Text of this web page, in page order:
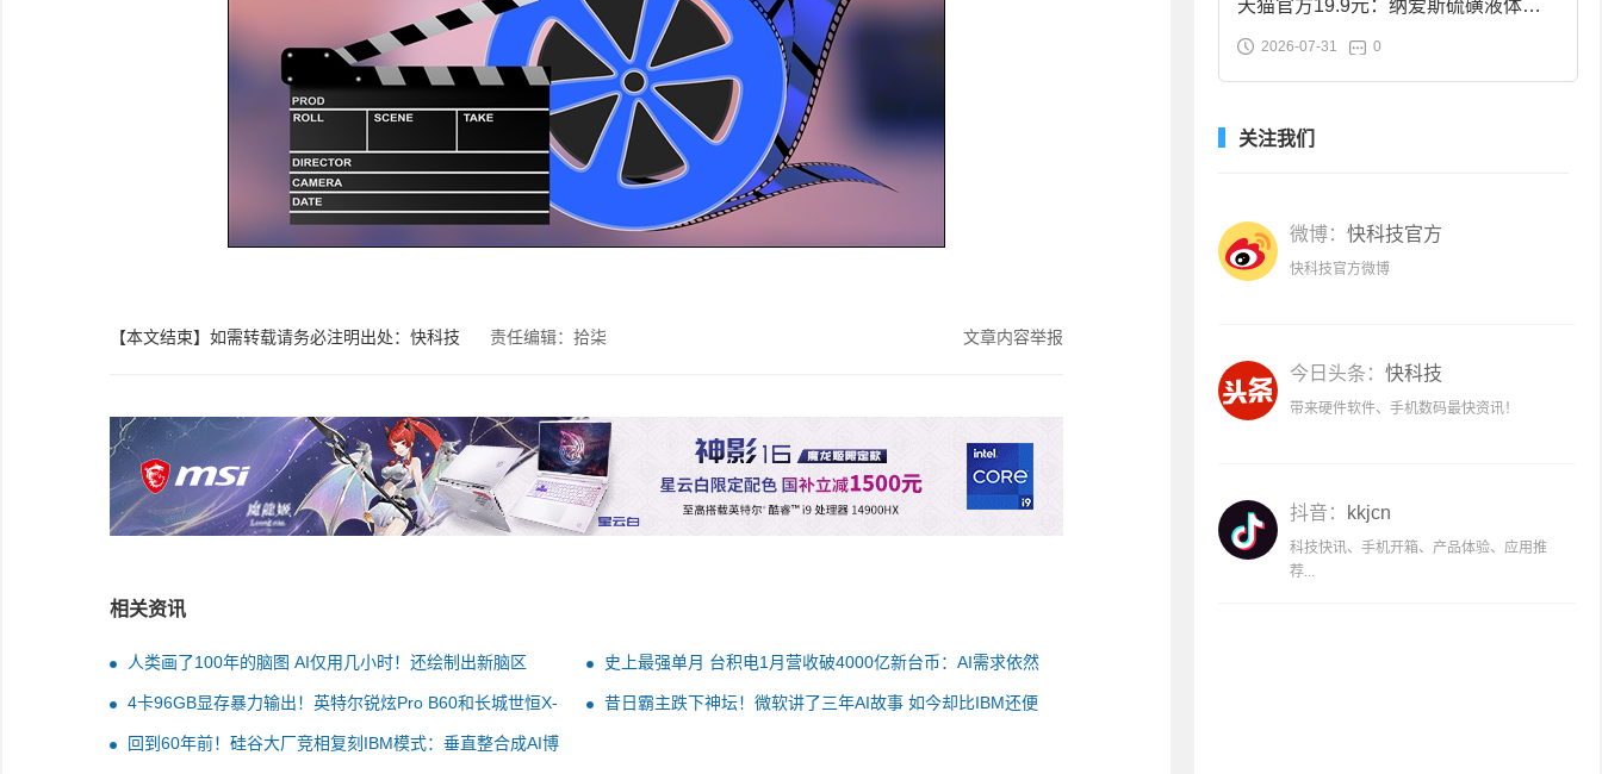
【本文结束】如需转载请务必注明出处：快科技 责任编辑：拾柒 文章内容举报
相关资讯
人类画了100年的脑图 AI仅用几小时！还绘制出新脑区
史上最强单月 台积电1月营收破4000亿新台币：AI需求依然
暴涨
4卡96GB显存暴力输出！英特尔锐炫Pro B60和长城世恒X-
AIGC工作站评测：可满足千人同时在线聊天
昔日霸主跌下神坛！微软讲了三年AI故事 如今却比IBM还便
回到60年前！硅谷大厂竞相复刻IBM模式：垂直整合成AI博
天猫官方19.9元：纳爱斯硫磺液体香
皂2斤大促
2026-07-31 0
关注我们
微博： 快科技官方
快科技官方微博
今日头条： 快科技
带来硬件软件、手机数码最快资讯！
抖音： kkjcn
科技快讯、手机开箱、产品体验、应用推
荐...